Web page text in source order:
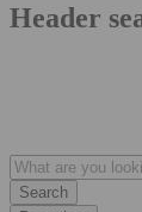
Header